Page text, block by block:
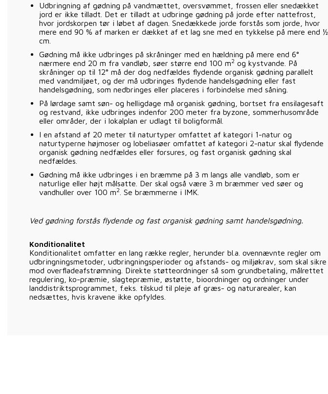
Udbringning af gødning på vandmættet, oversvømmet, frossen eller snedækket
jord er ikke tilladt. Det er tilladt at udbringe gødning på jorde efter nattefrost,
hvor jordskorpen tør i løbet af dagen. Snedækkede jorde forstås som jorde, hvor
mere end 90 % af marken er dækket af et lag sne med en tykkelse på mere end ½
cm.
Gødning må ikke udbringes på skråninger med en hældning på mere end 6°
nærmere end 20 m fra vandløb, søer større end 100 m2 og kystvande. På
skråninger op til 12° må der dog nedfældes flydende organisk gødning parallelt
med vandmiljøet, og der må udbringes flydende handelsgødning eller fast
handelsgødning, som nedbringes eller placeres i forbindelse med såning.
På lørdage samt søn- og helligdage må organisk gødning, bortset fra ensilagesaft
og restvand, ikke udbringes indenfor 200 meter fra byzone, sommerhusområde
eller områder, der i lokalplan er udlagt til boligformål.
I en afstand af 20 meter til naturtyper omfattet af kategori 1-natur og
naturtyperne højmoser og lobeliasøer omfattet af kategori 2-natur skal flydende
organisk gødning nedfældes eller forsures, og fast organisk gødning skal
nedfældes.
Gødning må ikke udbringes i en bræmme på 3 m langs alle vandløb, som er
naturlige eller højt målsatte. Der skal også være 3 m bræmmer ved søer og
vandhuller over 100 m2 . Se bræmmerne i IMK.
Ved gødning forstås flydende og fast organisk gødning samt handelsgødning.
Konditionalitet
Konditionalitet omfatter en lang række regler, herunder bl.a. ovennævnte regler om
udbringningsmetoder, udbringningsperioder og afstands- og miljøkrav, som skal sikre
mod overfladeafstrømning. Direkte støtteordninger så som grundbetaling, målrettet
regulering, ko-præmie, slagtepræmie, østøtte, bioordninger og ordninger under
landdistriktsprogrammet, f.eks. tilskud til pleje af græs- og naturarealer, kan
nedsættes, hvis kravene ikke opfyldes.